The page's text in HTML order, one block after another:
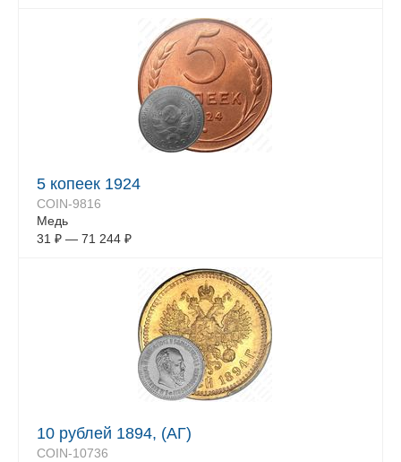
5 копеек 1924
COIN-9816
Медь
31 ₽ — 71 244 ₽
10 рублей 1894, (АГ)
COIN-10736